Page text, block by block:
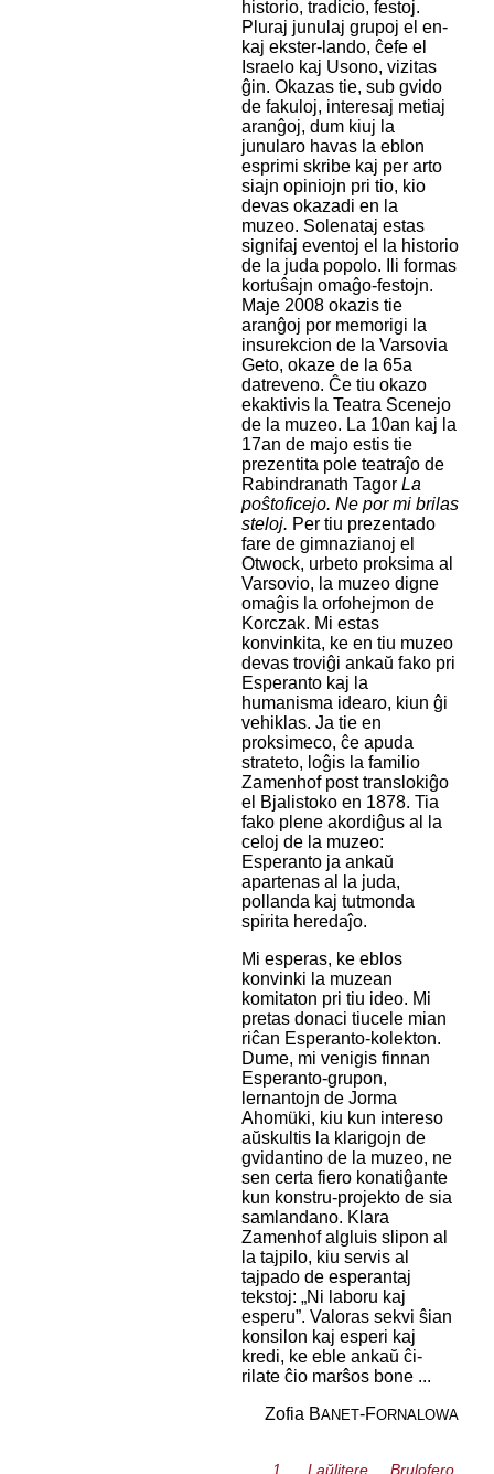
historio, tradicio, festoj.
Pluraj junulaj grupoj el en-
kaj ekster-lando, ĉefe el
Israelo kaj Usono, vizitas
ĝin. Okazas tie, sub gvido
de fakuloj, interesaj metiaj
aranĝoj, dum kiuj la
junularo havas la eblon
esprimi skribe kaj per arto
siajn opiniojn pri tio, kio
devas okazadi en la
muzeo. Solenataj estas
signifaj eventoj el la historio
de la juda popolo. Ili formas
kortuŝajn omaĝo-festojn.
Maje 2008 okazis tie
aranĝoj por memorigi la
insurekcion de la Varsovia
Geto, okaze de la 65a
datreveno. Ĉe tiu okazo
ekaktivis la Teatra Scenejo
de la muzeo. La 10an kaj la
17an de majo estis tie
prezentita pole teatraĵo de
Rabindranath Tagor La
poŝtoficejo. Ne por mi brilas
steloj. Per tiu prezentado
fare de gimnazianoj el
Otwock, urbeto proksima al
Varsovio, la muzeo digne
omaĝis la orfohejmon de
Korczak. Mi estas
konvinkita, ke en tiu muzeo
devas troviĝi ankaŭ fako pri
Esperanto kaj la
humanisma idearo, kiun ĝi
vehiklas. Ja tie en
proksimeco, ĉe apuda
strateto, loĝis la familio
Zamenhof post translokiĝo
el Bjalistoko en 1878. Tia
fako plene akordiĝus al la
celoj de la muzeo:
Esperanto ja ankaŭ
apartenas al la juda,
pollanda kaj tutmonda
spirita heredaĵo.
Mi esperas, ke eblos
konvinki la muzean
komitaton pri tiu ideo. Mi
pretas donaci tiucele mian
riĉan Esperanto-kolekton.
Dume, mi venigis finnan
Esperanto-grupon,
lernantojn de Jorma
Ahomüki, kiu kun intereso
aŭskultis la klarigojn de
gvidantino de la muzeo, ne
sen certa fiero konatiĝante
kun konstru-projekto de sia
samlandano. Klara
Zamenhof algluis slipon al
la tajpilo, kiu servis al
tajpado de esperantaj
tekstoj: „Ni laboru kaj
esperu”. Valoras sekvi ŝian
konsilon kaj esperi kaj
kredi, ke eble ankaŭ ĉi-
rilate ĉio marŝos bone ...
Zofia BANET-FORNALOWA
1. Laŭlitere Brulofero,